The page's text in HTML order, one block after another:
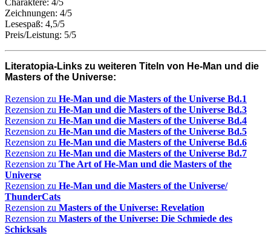
Zeichnungen: 4/5
Lesespaß: 4,5/5
Preis/Leistung: 5/5
Literatopia-Links zu weiteren Titeln von He-Man und die
Masters of the Universe:
Rezension zu He-Man und die Masters of the Universe Bd.1
Rezension zu He-Man und die Masters of the Universe Bd.3
Rezension zu He-Man und die Masters of the Universe Bd.4
Rezension zu He-Man und die Masters of the Universe Bd.5
Rezension zu He-Man und die Masters of the Universe Bd.6
Rezension zu He-Man und die Masters of the Universe Bd.7
Rezension zu The Art of He-Man und die Masters of the
Universe
Rezension zu He-Man und die Masters of the Universe/
ThunderCats
Rezension zu Masters of the Universe: Revelation
Rezension zu Masters of the Universe: Die Schmiede des
Schicksals